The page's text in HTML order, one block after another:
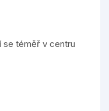
se téměř v centru